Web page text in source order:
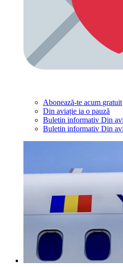
Abonează-te acum gratuit
Din aviație ia o pauză
Buletin informativ Din
Buletin informativ Din